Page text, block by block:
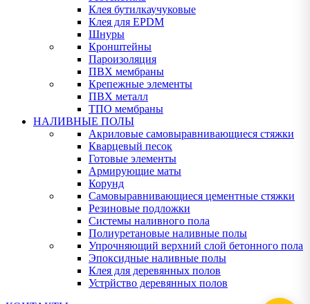
Клея бутилкаучуковые
Клея для EPDM
Шнуры
Кронштейны
Пароизоляция
ПВХ мембраны
Крепежные элементы
ПВХ металл
ТПО мембраны
НАЛИВНЫЕ ПОЛЫ
Акриловые самовыравнивающиеся стяжки
Кварцевый песок
Готовые элементы
Армирующие маты
Корунд
Самовыравнивающиеся цементные стяжки
Резиновые подложки
Системы наливного пола
Полиуретановые наливные полы
Упрочняющий верхний слой бетонного пола
Эпоксидные наливные полы
Клея для деревянных полов
Устрйство деревянных полов